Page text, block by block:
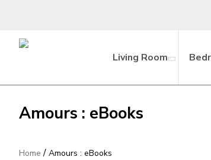
Living Room
Amours : eBooks
Home / Amours : eBooks